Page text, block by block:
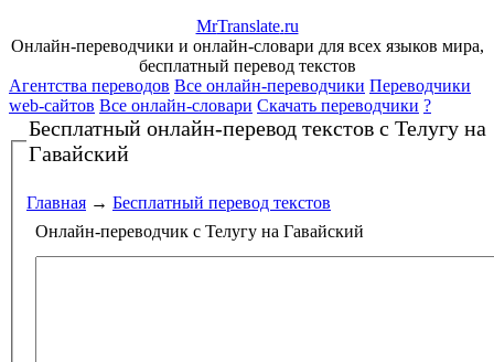
MrTranslate.ru
Онлайн-переводчики и онлайн-словари для всех языков мира,
бесплатный перевод текстов
Агентства переводов Все онлайн-переводчики Переводчики
web-сайтов Все онлайн-словари Скачать переводчики ?
Бесплатный онлайн-перевод текстов с Телугу на
Гавайский
Главная → Бесплатный перевод текстов
Онлайн-переводчик с Телугу на Гавайский